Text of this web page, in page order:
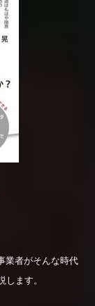
業者がそんな時代
します。